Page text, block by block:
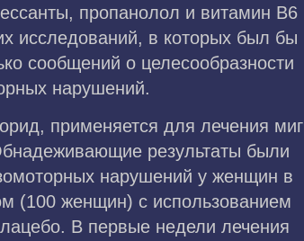
пропанолол и витамин В6
исследований, в которых был бы
сообщений о целесообразности
нарушений.
применяется для лечения
результаты были
нарушений у женщин в
(100 женщин) с использованием
В первые недели лечения